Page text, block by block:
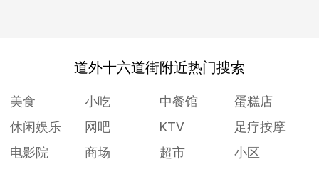
道外十六道街附近热门搜索
美食 小吃 中餐馆
蛋糕店
休闲娱乐
网吧 KTV
足疗按摩
电影院
商场 超市
小区